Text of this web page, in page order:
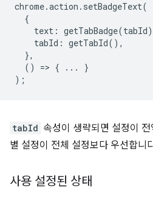
chrome.action . setBadgeText(
{
text : getTabBadge(tabId
tabId : getTabId(),
},
()
=> { ...
}
);
tabId 속성이 생략되면 설정이
별 설정이 전체 설정보다 우선합니
사용 설정된 상태